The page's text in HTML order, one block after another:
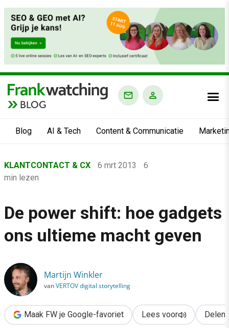
BLOG
Blog AI & Tech Content & Communicatie
›
Klantcontact & CX
›
KLANTCONTACT & CX 6 mrt 2013
6
min lezen
De power shift: hoe gadgets
ons ultieme macht geven
Martijn Winkler
vanVERTOV digital storytelling
Maak FW je Google-favoriet Lees voor Delen